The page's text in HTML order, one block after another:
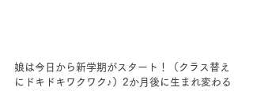
娘は今日から新学期がスタート！（クラス替え
にドキドキワクワク♪）2か月後に生まれ変わる